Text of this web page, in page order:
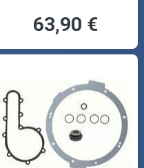
63,90 €